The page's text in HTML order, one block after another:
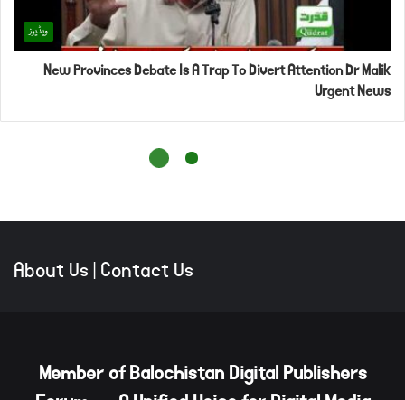
About Us|Contact Us
Member of Balochistan Digital Publishers